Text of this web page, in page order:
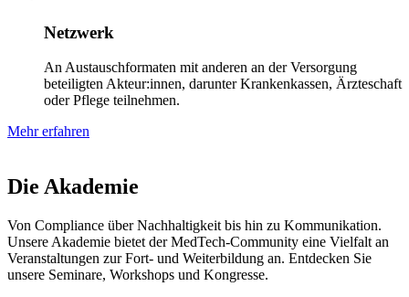
Netzwerk
An Austauschformaten mit anderen an der Versorgung
beteiligten Akteur:innen, darunter Krankenkassen, Ärzteschaft
oder Pflege teilnehmen.
Mehr erfahren
Die Akademie
Von Compliance über Nachhaltigkeit bis hin zu Kommunikation.
Unsere Akademie bietet der MedTech-Community eine Vielfalt an
Veranstaltungen zur Fort- und Weiterbildung an. Entdecken Sie
unsere Seminare, Workshops und Kongresse.